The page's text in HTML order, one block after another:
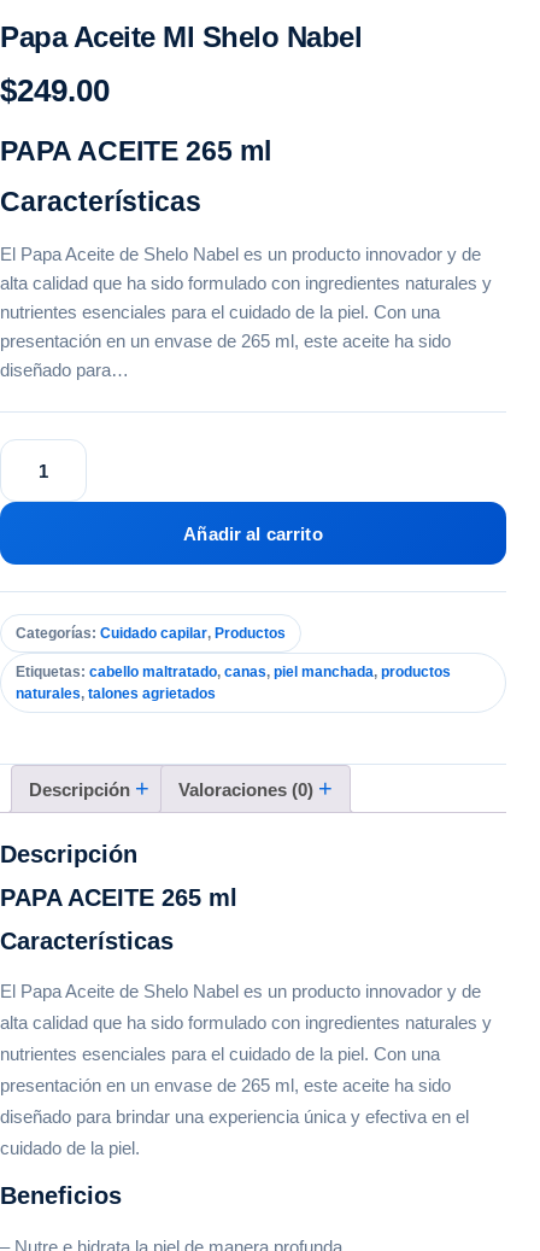
Papa Aceite Ml Shelo Nabel
$249.00
PAPA ACEITE 265 ml
Características
El Papa Aceite de Shelo Nabel es un producto innovador y de
alta calidad que ha sido formulado con ingredientes naturales y
nutrientes esenciales para el cuidado de la piel. Con una
presentación en un envase de 265 ml, este aceite ha sido
diseñado para…
Papa
Aceite
Ml
Nabel
Añadir al carrito
Categorías: Cuidado capilar, Productos
Etiquetas: cabello maltratado, canas, piel manchada, productos
naturales, talones agrietados
Descripción Valoraciones (0)
Descripción
PAPA ACEITE 265 ml
Características
El Papa Aceite de Shelo Nabel es un producto innovador y de
alta calidad que ha sido formulado con ingredientes naturales y
nutrientes esenciales para el cuidado de la piel. Con una
presentación en un envase de 265 ml, este aceite ha sido
diseñado para brindar una experiencia única y efectiva en el
cuidado de la piel.
Beneficios